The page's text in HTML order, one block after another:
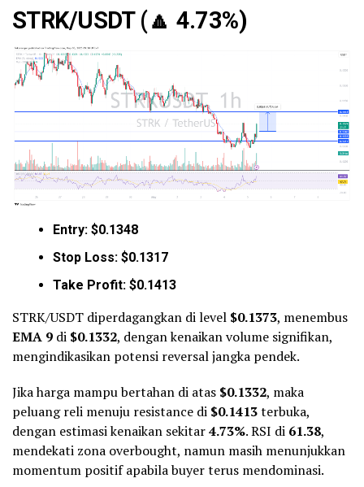
STRK/USDT (🔼 4.73%)
Entry: $0.1348
Stop Loss: $0.1317
Take Profit: $0.1413
STRK/USDT diperdagangkan di level $0.1373, menembus
EMA 9 di $0.1332, dengan kenaikan volume signifikan,
mengindikasikan potensi reversal jangka pendek.
Jika harga mampu bertahan di atas $0.1332, maka
peluang reli menuju resistance di $0.1413terbuka,
dengan estimasi kenaikan sekitar4.73%. RSI di 61.38,
mendekati zona overbought, namun masih menunjukkan
momentum positif apabila buyer terus mendominasi.